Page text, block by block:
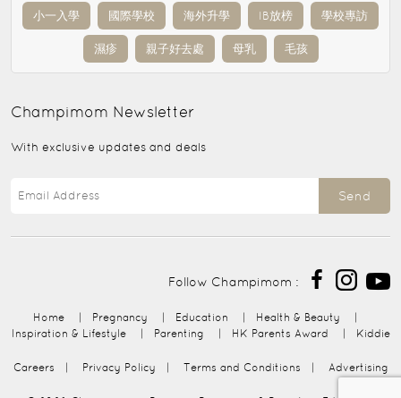
小一入學 國際學校 海外升學 IB放榜 學校專訪
濕疹 親子好去處 母乳 毛孩
Champimom Newsletter
With exclusive updates and deals
Send
Follow Champimom :
Home | Pregnancy | Education | Health & Beauty
|
Inspiration & Lifestyle
| Parenting | HK Parents Award | Kiddie
Careers | Privacy Policy | Terms and Conditions | Advertising